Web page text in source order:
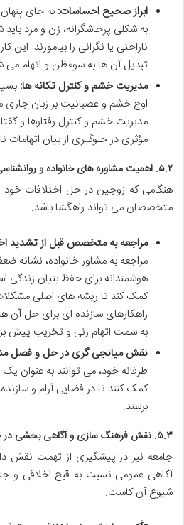
ابراز صحیح احساسات: به جای
به شکلی پرخاشگرانه، زن و مرد
ناراحتی یا نگرانی را بیاموزند. این
تبدیل آن ها به سوءظن و اتهام می
مدیریت خشم و کنترل تکانه ها:
اوج خشم و عصبانیت بر زبان
مدیریت خشم و کنترل رفتارها و
مؤثری در جلوگیری از بیان اتهامات
۵.۲. اهمیت مشاوره های خانواده و روانشناسی
هنگامی که زوجین در حل اختلافات خود
متخصصان می تواند راهگشا باشد.
مراجعه به متخصص قبل از تشدید
مراجعه به مشاور خانواده، نشانه
هوشمندانه برای حفظ بنیان زندگی
کمک کند تا ریشه های اصلی
راهکارهای سازنده ای برای حل آن
به سمت اتهام زنی و تخریب پیش
نقش میانجی گری در حل و فصل
طرفانه خود، می توانند به عنوان
کمک کنند تا در فضایی آرام و
برسند.
۵.۳. نقش فرهنگ سازی و آگاهی بخشی در جامعه
جامعه نیز در پیشگیری از تهمت نقش
آگاهی عمومی نسبت به قبح اخلاقی و
شیوع آن کاست.